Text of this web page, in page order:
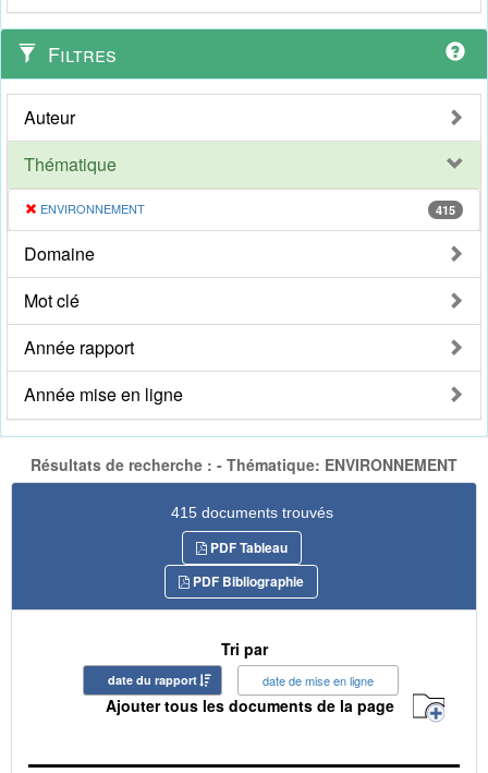
Filtres
Auteur
Thématique
ENVIRONNEMENT 415
Domaine
Mot clé
Année rapport
Année mise en ligne
Résultats de recherche : - Thématique: ENVIRONNEMENT
415 documents trouvés
PDF Tableau
PDF Bibliographie
Tri par
date du rapport date de mise en ligne
Ajouter tous les documents de la page